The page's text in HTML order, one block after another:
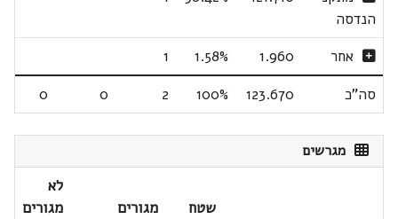
הנדסה
אחר 1.960
1.58%
1
סה"כ
123.670
100%
2
0
0
מגרשים
שטח
מגורים
לא
מגורים